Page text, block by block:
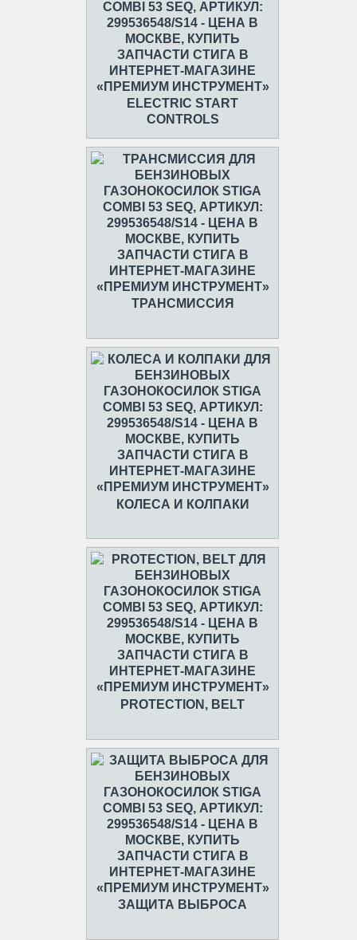
ELECTRIC START
CONTROLS
ТРАНСМИССИЯ
КОЛЕСА И КОЛПАКИ
PROTECTION, BELT
ЗАЩИТА ВЫБРОСА